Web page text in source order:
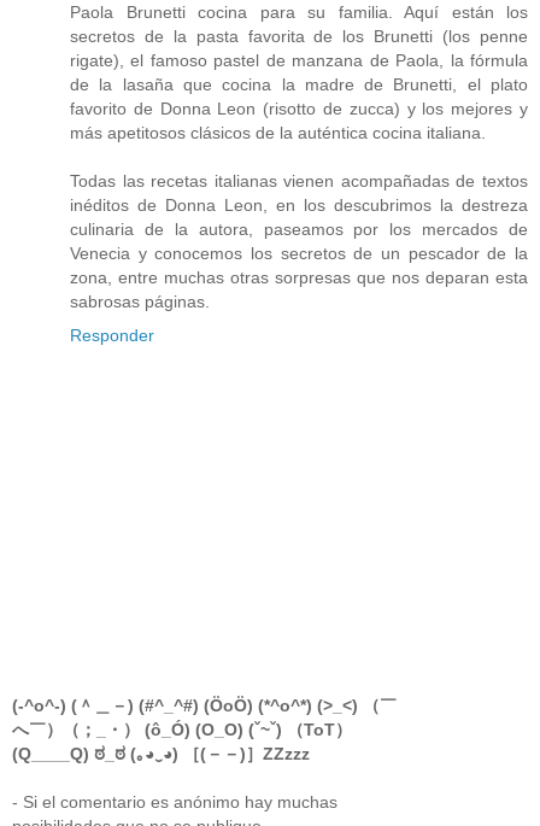
Paola Brunetti cocina para su familia. Aquí están los
secretos de la pasta favorita de los Brunetti (los penne
rigate), el famoso pastel de manzana de Paola, la fórmula
de la lasaña que cocina la madre de Brunetti, el plato
favorito de Donna Leon (risotto de zucca) y los mejores y
más apetitosos clásicos de la auténtica cocina italiana.
Todas las recetas italianas vienen acompañadas de textos
inéditos de Donna Leon, en los descubrimos la destreza
culinaria de la autora, paseamos por los mercados de
Venecia y conocemos los secretos de un pescador de la
zona, entre muchas otras sorpresas que nos deparan esta
sabrosas páginas.
Responder
(-^o^-) (＾＿－) (#^_^#) (ÖoÖ) (*^o^*) (>_<) （￣
へ￣）（；_・） (ô_Ó) (O_O) (ˇ~ˇ) （ToT）
(Q____Q) ಠ_ಠ (｡◕‿◕) ［(－－)］ZZzzz
- Si el comentario es anónimo hay muchas